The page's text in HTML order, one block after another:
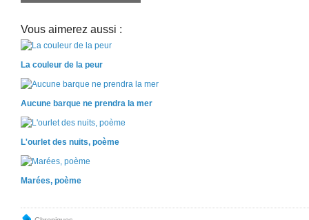
Vous aimerez aussi :
La couleur de la peur
Aucune barque ne prendra la mer
L'ourlet des nuits, poème
Marées, poème